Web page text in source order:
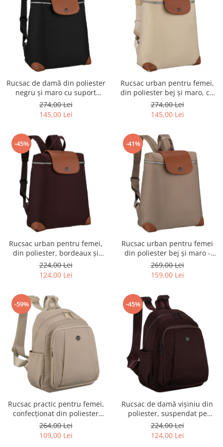
Rucsac de damă din poliester
negru și maro cu suport
pentru valiză - Peterson PTR-
PTN CPY-10-2942 BLAC
274,00 Lei
145,00 Lei
Rucsac urban pentru femei,
din poliester bej și maro, cu
închidere cu fermoar -
Peterson PTR-PTN CPY-10-
2959 ECRU
274,00 Lei
145,00 Lei
-45%
Rucsac urban pentru femei,
din poliester, bordeaux și
maro, cu bretele reglabile -
Peterson
224,00 Lei
124,00 Lei
-41%
Rucsac urban pentru femei
din poliester bej și maro -
Peterson PTR-PTN CPY-10-
2973
269,00 Lei
159,00 Lei
-59%
Rucsac practic pentru femei,
confecționat din poliester
ecru, cu un compartiment -
Peterson PTR-PTN CPY-06-
2478 ECRU
264,00 Lei
109,00 Lei
-45%
Rucsac de damă vișiniu din
poliester, suspendat pe
bretele reglabile - Peterson
224,00 Lei
124,00 Lei